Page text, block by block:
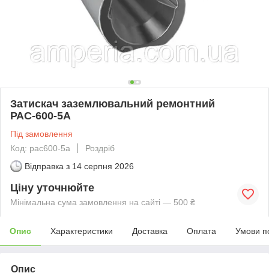
Затискач заземлювальний ремонтний
РАС-600-5А
Під замовлення
Код: рас600-5а
Роздріб
Відправка з 14 серпня 2026
Ціну уточнюйте
Мінімальна сума замовлення на сайті — 500 ₴
Опис Характеристики Доставка Оплата Умови
Опис